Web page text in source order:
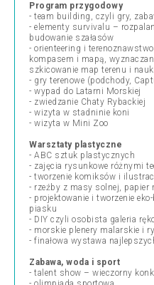
Program przygodowy
- team building, czyli gry,
- elementy survivalu –
budowanie szałasów
- orienteering i
kompasem i mapą,
szkicowanie map terenu i
- gry terenowe (podchody,
- wypad do Latarni Morskiej
- zwiedzanie Chaty Rybackiej
- wizyta w stadninie koni
- wizyta w Mini Zoo
Warsztaty plastyczne
- ABC sztuk plastycznych
- zajęcia rysunkowe różnymi
- tworzenie komiksów i
- rzeźby z masy solnej, papier
- projektowanie i tworzenie
piasku
- DIY czyli osobista galeria
- morskie plenery malarskie i
- finałowa wystawa
Zabawa, woda i sport
- talent show – wieczorny